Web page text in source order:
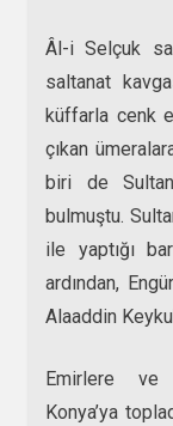
Âl-i Selçuk
saltanat
küffarla cenk
çıkan
biri de
bulmuştu.
ile yaptığı
ardından,
Alaaddin
Emirlere ve
Konya’ya